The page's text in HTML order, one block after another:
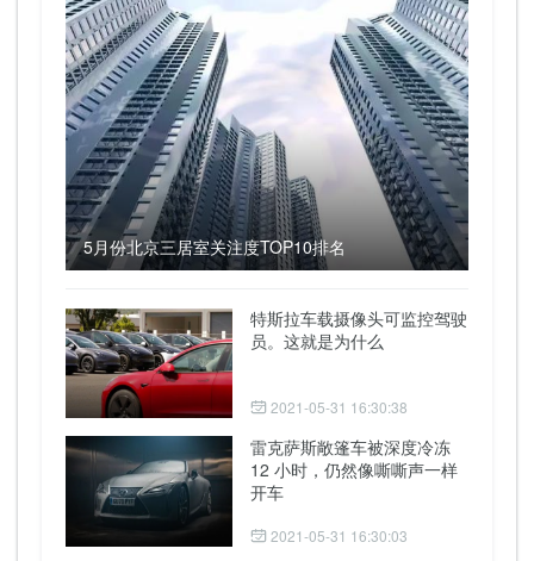
5月份北京三居室关注度TOP10排名
特斯拉车载摄像头可监控驾驶
员。这就是为什么
2021-05-31 16:30:38
雷克萨斯敞篷车被深度冷冻
12 小时，仍然像嘶嘶声一样
开车
2021-05-31 16:30:03